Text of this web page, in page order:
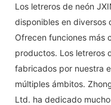
Los letreros de neón
disponibles en diversos
Ofrecen funciones más
productos. Los letreros
fabricados por nuestra
múltiples ámbitos.
Ltd. ha dedicado